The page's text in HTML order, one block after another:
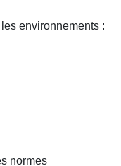
environnements :
normes